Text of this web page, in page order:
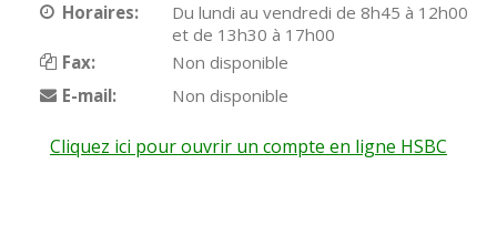
Horaires:
Du lundi au vendredi de 8h45 à 12h00
et de 13h30 à 17h00
Fax:
Non disponible
E-mail:
Non disponible
Cliquez ici pour ouvrir un compte en ligne HSBC